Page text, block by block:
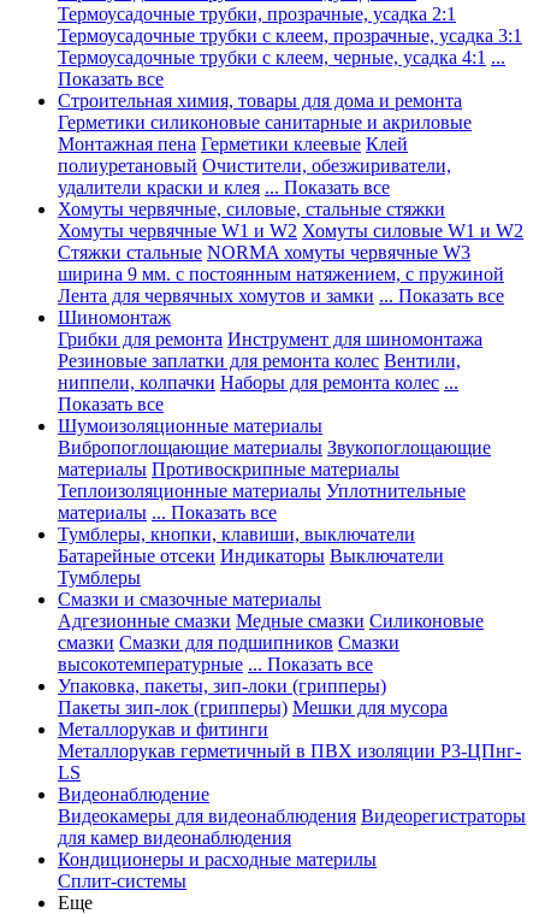
Термоусадочные трубки, прозрачные, усадка 2:1
Термоусадочные трубки с клеем, прозрачные, усадка 3:1
Термоусадочные трубки с клеем, черные, усадка 4:1 ...
Показать все
Строительная химия, товары для дома и ремонта
Герметики силиконовые санитарные и акриловые
Монтажная пена Герметики клеевые Клей
полиуретановый Очистители, обезжириватели,
удалители краски и клея ... Показать все
Хомуты червячные, силовые, стальные стяжки
Хомуты червячные W1 и W2 Хомуты силовые W1 и W2
Стяжки стальные NORMA хомуты червячные W3
ширина 9 мм. с постоянным натяжением, с пружиной
Лента для червячных хомутов и замки ... Показать все
Шиномонтаж
Грибки для ремонта Инструмент для шиномонтажа
Резиновые заплатки для ремонта колес Вентили,
ниппели, колпачки Наборы для ремонта колес ...
Показать все
Шумоизоляционные материалы
Вибропоглощающие материалы Звукопоглощающие
материалы Противоскрипные материалы
Теплоизоляционные материалы Уплотнительные
материалы ... Показать все
Тумблеры, кнопки, клавиши, выключатели
Батарейные отсеки Индикаторы Выключатели
Тумблеры
Смазки и смазочные материалы
Адгезионные смазки Медные смазки Силиконовые
смазки Смазки для подшипников Смазки
высокотемпературные ... Показать все
Упаковка, пакеты, зип-локи (грипперы)
Пакеты зип-лок (грипперы) Мешки для мусора
Металлорукав и фитинги
Металлорукав герметичный в ПВХ изоляции Р3-ЦПнг-
LS
Видеонаблюдение
Видеокамеры для видеонаблюдения Видеорегистраторы
для камер видеонаблюдения
Кондиционеры и расходные материлы
Сплит-системы
Еще